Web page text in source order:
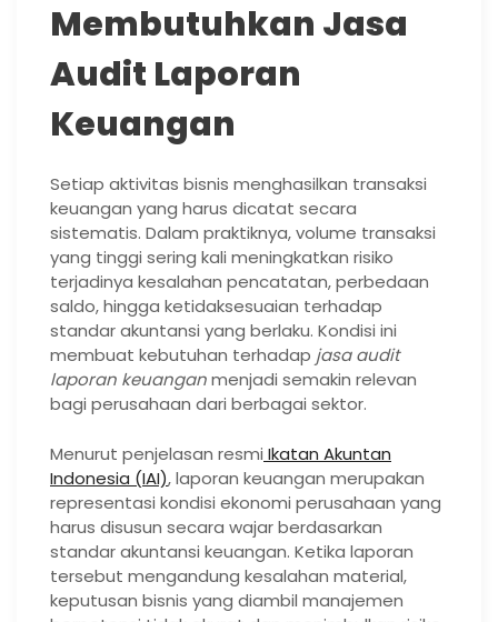
Membutuhkan Jasa
Audit Laporan
Keuangan
Setiap aktivitas bisnis menghasilkan transaksi
keuangan yang harus dicatat secara
sistematis. Dalam praktiknya, volume transaksi
yang tinggi sering kali meningkatkan risiko
terjadinya kesalahan pencatatan, perbedaan
saldo, hingga ketidaksesuaian terhadap
standar akuntansi yang berlaku. Kondisi ini
membuat kebutuhan terhadap jasa audit
laporan keuanganmenjadi semakin relevan
bagi perusahaan dari berbagai sektor.
Menurut penjelasan resmi Ikatan Akuntan
Indonesia (IAI), laporan keuangan merupakan
representasi kondisi ekonomi perusahaan yang
harus disusun secara wajar berdasarkan
standar akuntansi keuangan. Ketika laporan
tersebut mengandung kesalahan material,
keputusan bisnis yang diambil manajemen